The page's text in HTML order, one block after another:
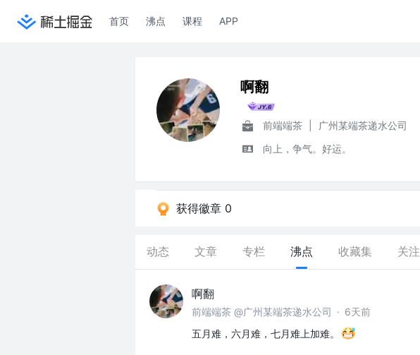
首页 沸点 课程 APP
啊翻
前端端茶
广州某端茶递水公司
向上，争气。好运。
获得徽章 0
动态 文章 专栏 沸点 收藏集 关注
啊翻
前端端茶 @广州某端茶递水公司 · 6天前
五月难，六月难，七月难上加难。